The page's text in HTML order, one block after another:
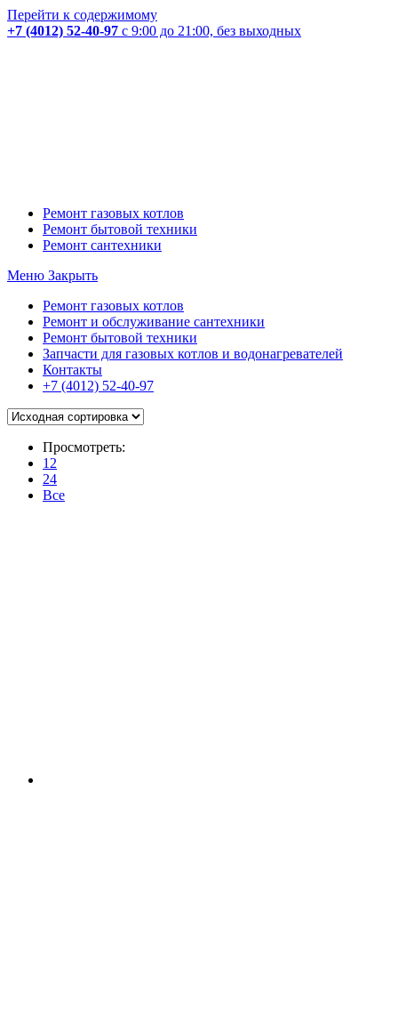
Перейти к содержимому
+7 (4012) 52-40-97 с 9:00 до 21:00, без выходных
Ремонт газовых котлов
Ремонт бытовой техники
Ремонт сантехники
Меню Закрыть
Ремонт газовых котлов
Ремонт и обслуживание сантехники
Ремонт бытовой техники
Запчасти для газовых котлов и водонагревателей
Контакты
+7 (4012) 52-40-97
Просмотреть:
12
24
Все